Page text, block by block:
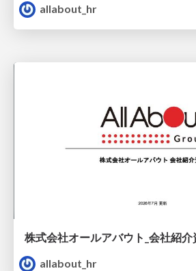
allabout_hr
株式会社オールアバウト_会社紹介
allabout_hr